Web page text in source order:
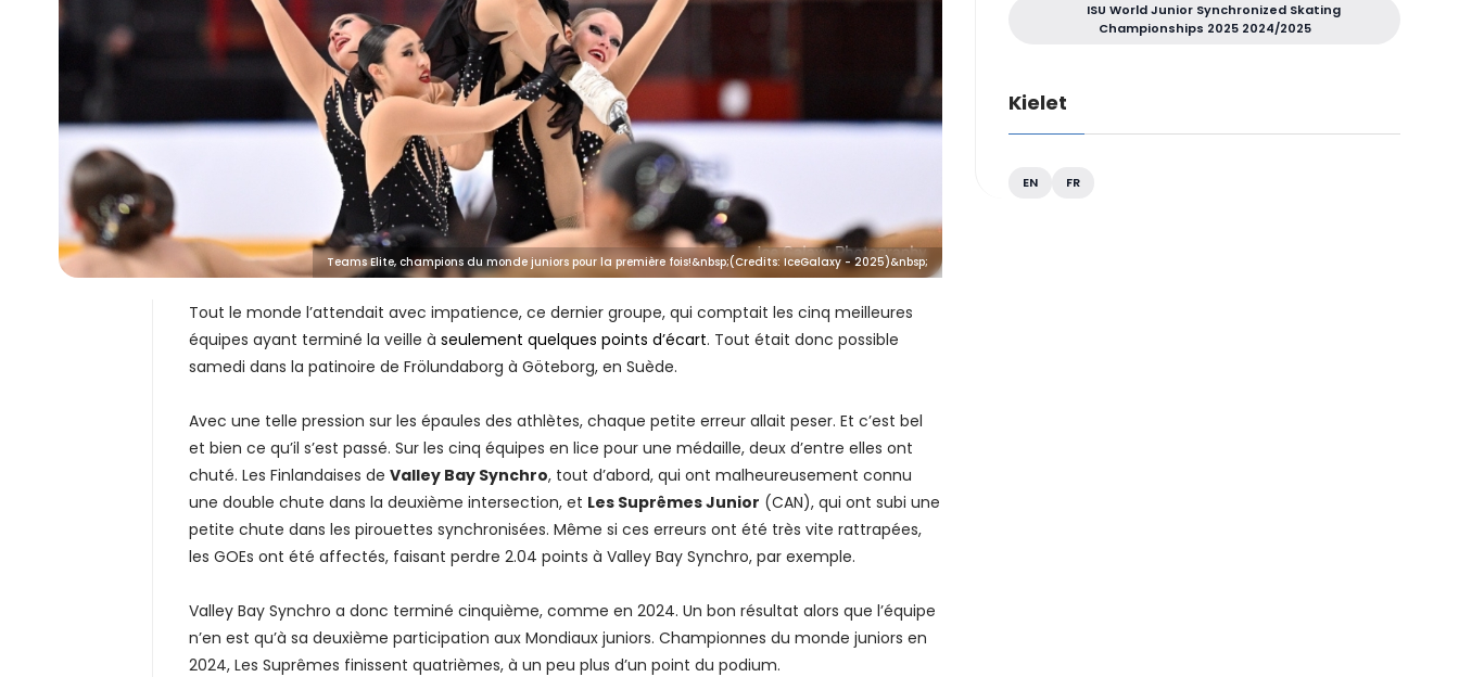
Teams Elite, champions du monde juniors pour la première fois!&nbsp;(Credits: IceGalaxy - 2025)&nbsp;
Tout le monde l’attendait avec impatience, ce dernier groupe, qui comptait les cinq meilleures
équipes ayant terminé la veille à seulement quelques points d’écart. Tout était donc possible
samedi dans la patinoire de Frölundaborg à Göteborg, en Suède.
Avec une telle pression sur les épaules des athlètes, chaque petite erreur allait peser. Et c’est bel
et bien ce qu’il s’est passé. Sur les cinq équipes en lice pour une médaille, deux d’entre elles ont
chuté. Les Finlandaises de Valley Bay Synchro, tout d’abord, qui ont malheureusement connu
une double chute dans la deuxième intersection, et Les Suprêmes Junior (CAN), qui ont subi une
petite chute dans les pirouettes synchronisées. Même si ces erreurs ont été très vite rattrapées,
les GOEs ont été affectés, faisant perdre 2.04 points à Valley Bay Synchro, par exemple.
Valley Bay Synchro a donc terminé cinquième, comme en 2024. Un bon résultat alors que l’équipe
n’en est qu’à sa deuxième participation aux Mondiaux juniors. Championnes du monde juniors en
2024, Les Suprêmes finissent quatrièmes, à un peu plus d’un point du podium.
ISU World Junior Synchronized Skating
Championships 2025 2024/2025
Kielet
EN FR